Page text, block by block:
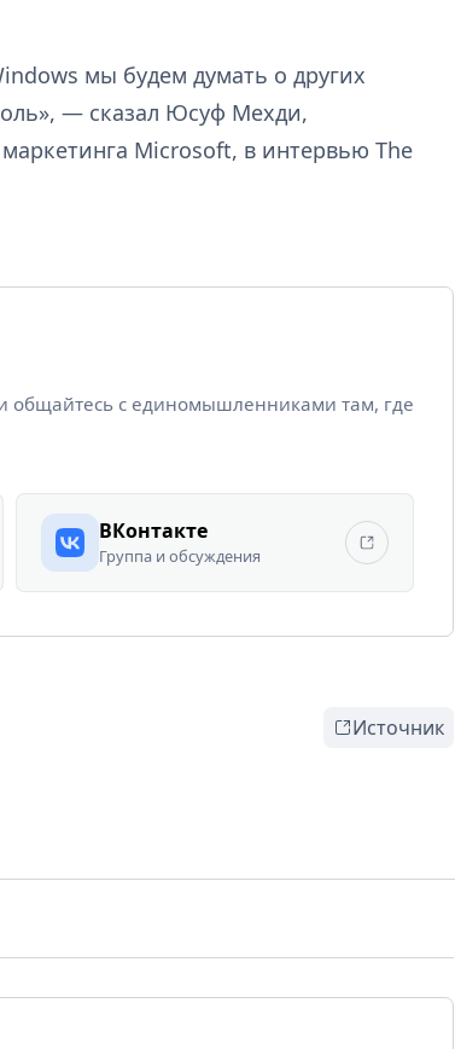
мы будем думать о других
— сказал Юсуф Мехди,
Microsoft, в интервью The
общайтесь с единомышленниками там, где
ВКонтакте
Группа и обсуждения
Источник